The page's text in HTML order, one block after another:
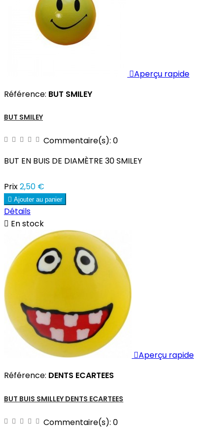
Aperçu rapide
Référence: BUT SMILEY
BUT SMILEY
Commentaire(s): 0
BUT EN BUIS DE DIAMÈTRE 30 SMILEY
Prix2,50 €
 Ajouter au panier
Détails
 En stock
Aperçu rapide
Référence: DENTS ECARTEES
BUT BUIS SMILLEY DENTS ECARTEES
Commentaire(s): 0